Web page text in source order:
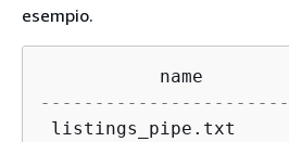
esempio.